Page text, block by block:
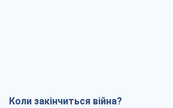
Коли закінчиться війна?